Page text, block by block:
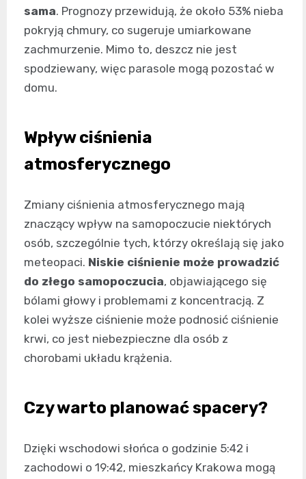
sama. Prognozy przewidują, że około 53% nieba
pokryją chmury, co sugeruje umiarkowane
zachmurzenie. Mimo to, deszcz nie jest
spodziewany, więc parasole mogą pozostać w
domu.
Wpływ ciśnienia
atmosferycznego
Zmiany ciśnienia atmosferycznego mają
znaczący wpływ na samopoczucie niektórych
osób, szczególnie tych, którzy określają się jako
meteopaci. Niskie ciśnienie może prowadzić
do złego samopoczucia, objawiającego się
bólami głowy i problemami z koncentracją. Z
kolei wyższe ciśnienie może podnosić ciśnienie
krwi, co jest niebezpieczne dla osób z
chorobami układu krążenia.
Czy warto planować spacery?
Dzięki wschodowi słońca o godzinie 5:42 i
zachodowi o 19:42, mieszkańcy Krakowa mogą